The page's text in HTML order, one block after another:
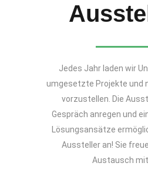
Jedes Jahr laden wir
umgesetzte Projekte und
vorzustellen. Die
Gespräch anregen und
Lösungsansätze
Aussteller an! Sie
Austausch mit